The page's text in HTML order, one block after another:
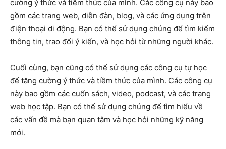
cường ý thức và tiềm thức của mình. Các công cụ này bao
gồm các trang web, diễn đàn, blog, và các ứng dụng trên
điện thoại di động. Bạn có thể sử dụng chúng để tìm kiếm
thông tin, trao đổi ý kiến, và học hỏi từ những người khác.
Cuối cùng, bạn cũng có thể sử dụng các công cụ tự học
để tăng cường ý thức và tiềm thức của mình. Các công cụ
này bao gồm các cuốn sách, video, podcast, và các trang
web học tập. Bạn có thể sử dụng chúng để tìm hiểu về
các vấn đề mà bạn quan tâm và học hỏi những kỹ năng
mới.